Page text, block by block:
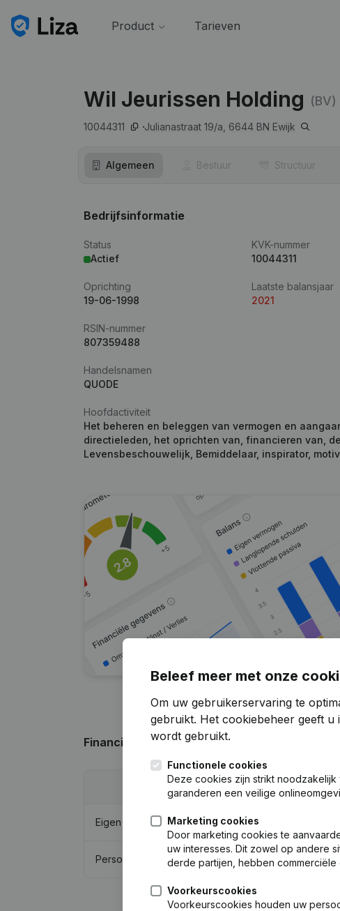
Product Tarieven
Wil Jeurissen Holding (BV)
10044311 Julianastraat 19/a, 6644 BN Ewijk
Algemeen Bestuur Structuur
Bedrijfsinformatie
Status
Actief
KVK-nummer
10044311
Oprichting
19-06-1998
Laatste balansjaar
2021
RSIN-nummer
807359488
Handelsnamen
QUODE
Hoofdactiviteit
Het beheren en beleggen van vermogen en
directieleden, het oprichten van, financieren van,
Levensbeschouwelijk, Bemiddelaar, inspirator,
Financiële gegevensvan Wil Jeurissen Holding
Eigen vermogen
Personeel 0
Beleef meer met onze
Om uw gebruikerservaring te
gebruikt. Het cookiebeheer geeft u
wordt gebruikt.
Functionele cookies
Deze cookies zijn strikt
garanderen een veilige
Marketing cookies
Door marketing cookies te
uw interesses. Dit zowel op andere
derde partijen, hebben
Voorkeurscookies
Voorkeurscookies houden uw